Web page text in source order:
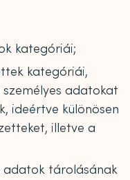
kategóriái;
kategóriái,
személyes adatokat
ideértve különösen
illetve a
adatok tárolásának